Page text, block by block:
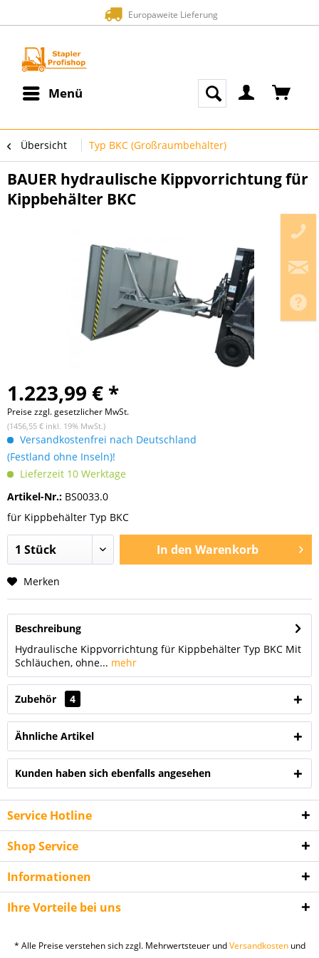
Europaweite Lieferung
Menü
Übersicht Typ BKC (Großraumbehälter)
BAUER hydraulische Kippvorrichtung für
Kippbehälter BKC
1.223,99 € *
Preise zzgl. gesetzlicher MwSt.
(1456,55 € inkl. 19% MwSt.)
Versandkostenfrei nach Deutschland
(Festland ohne Inseln)!
Lieferzeit 10 Werktage
Artikel-Nr.: BS0033.0
für Kippbehälter Typ BKC
In den Warenkorb
Merken
Beschreibung
Hydraulische Kippvorrichtung für Kippbehälter Typ BKC Mit
Schläuchen, ohne... mehr
Zubehör 4
Ähnliche Artikel
Kunden haben sich ebenfalls angesehen
Service Hotline
Shop Service
Informationen
Ihre Vorteile bei uns
* Alle Preise verstehen sich zzgl. Mehrwertsteuer undVersandkostenund